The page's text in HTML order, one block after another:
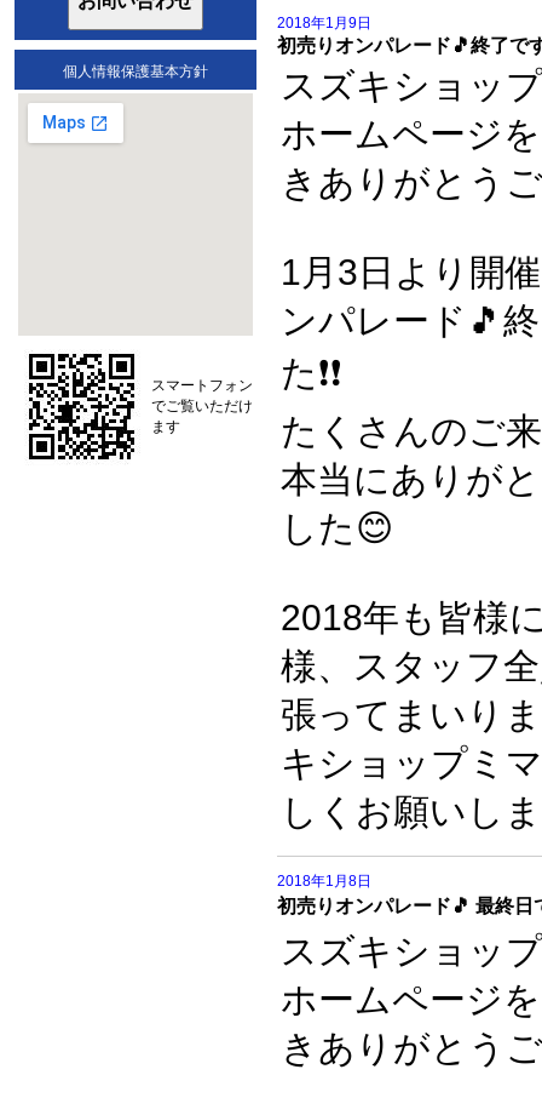
個人情報保護基本方針
スマートフォン
でご覧いただけ
ます
2018年1月9日
初売りオンパレード🎵終了で
スズキショッ
ホームページ
きありがとう
1月3日より開
ンパレード🎵
た❗️❗️
たくさんのご
本当にありが
した😊
2018年も皆様
様、スタッフ
張ってまいり
キショップミ
しくお願いし
2018年1月8日
初売りオンパレード🎵 最終日で
スズキショッ
ホームページ
きありがとう